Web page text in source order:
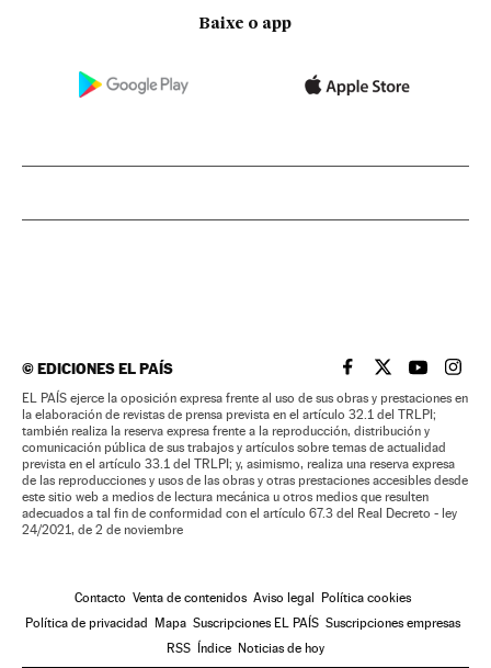
Baixe o app
©EDICIONES EL PAÍS EL PAÍS BRASIL EN
EL PAÍSEL PAÍS
EL
EL PAÍS ejerce la oposición expresa frente al uso de sus obras y prestaciones en
la elaboración de revistas de prensa prevista en el artículo 32.1 del TRLPI;
también realiza la reserva expresa frente a la reproducción, distribución y
comunicación pública de sus trabajos y artículos sobre temas de actualidad
prevista en el artículo 33.1 del TRLPI; y, asimismo, realiza una reserva expresa
de las reproducciones y usos de las obras y otras prestaciones accesibles desde
este sitio web a medios de lectura mecánica u otros medios que resulten
adecuados a tal fin de conformidad con el artículo 67.3 del Real Decreto - ley
24/2021, de 2 de noviembre
Contacto Venta de contenidos Aviso legal Política cookies
Política de privacidad Mapa Suscripciones EL PAÍS Suscripciones empresas
RSS Índice Noticias de hoy